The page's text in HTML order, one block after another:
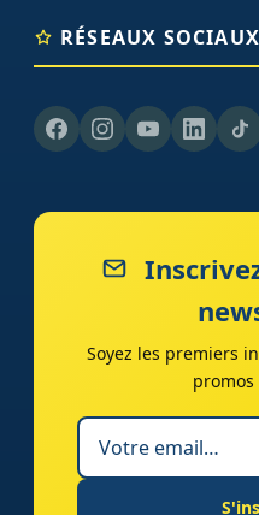
RÉSEAUX SOCIAUX
Soyez les premiers